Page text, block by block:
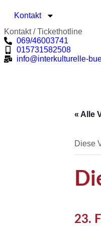
Kontakt
Kontakt / Tickethotline
069/46003741
015731582508
info@interkulturelle-
« Alle
Diese
23.